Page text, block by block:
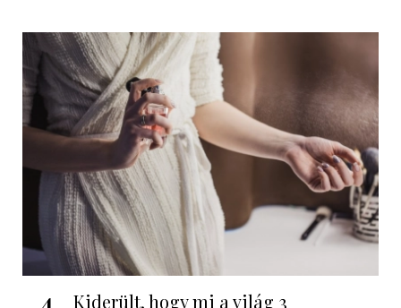
Kiderült, hogy mi a világ 3